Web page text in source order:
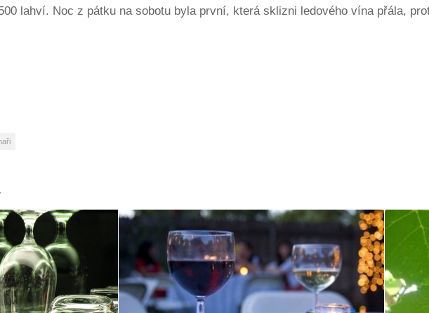
lahví. Noc z pátku na sobotu byla první, která sklizni ledového vína přála,